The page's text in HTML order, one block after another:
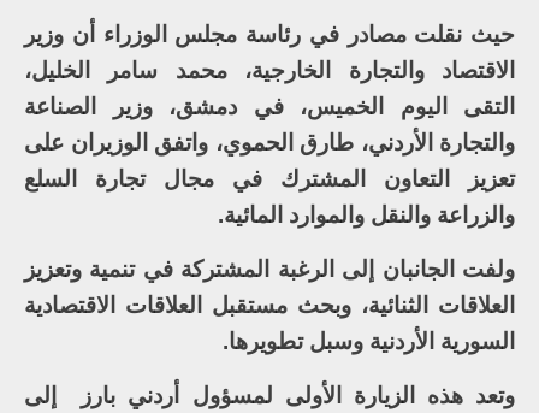
حيث نقلت مصادر في رئاسة مجلس الوزراء أن وزير
الاقتصاد والتجارة الخارجية، محمد سامر الخليل،
التقى اليوم الخميس، في دمشق، وزير الصناعة
والتجارة الأردني، طارق الحموي، واتفق الوزيران على
تعزيز التعاون المشترك في مجال تجارة السلع
والزراعة والنقل والموارد المائية.
ولفت الجانبان إلى الرغبة المشتركة في تنمية وتعزيز
العلاقات الثنائية، وبحث مستقبل العلاقات الاقتصادية
السورية الأردنية وسبل تطويرها.
وتعد هذه الزيارة الأولى لمسؤول أردني بارز إلى